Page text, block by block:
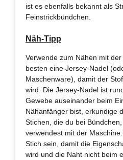
ist es ebenfalls bekannt als
Feinstrickbündchen.
Näh-Tipp
Verwende zum Nähen mit
besten eine Jersey-Nadel
Maschenware), damit der
wird. Die Jersey-Nadel ist
Gewebe auseinander beim
Nähanfänger bist, erkundige
Stichen, die du bei
verwendest mit der
Stich sein, damit die
wird und die Naht nicht beim